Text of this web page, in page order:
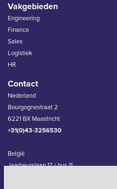
Vakgebieden
Engineering
Finance
Sales
Logistiek
HR
Contact
Nederland
Bourgognestraat 2
6221 BX Maastricht
+31(0)43-3256530
België
Jaarbeurslaan 17 / bus 11